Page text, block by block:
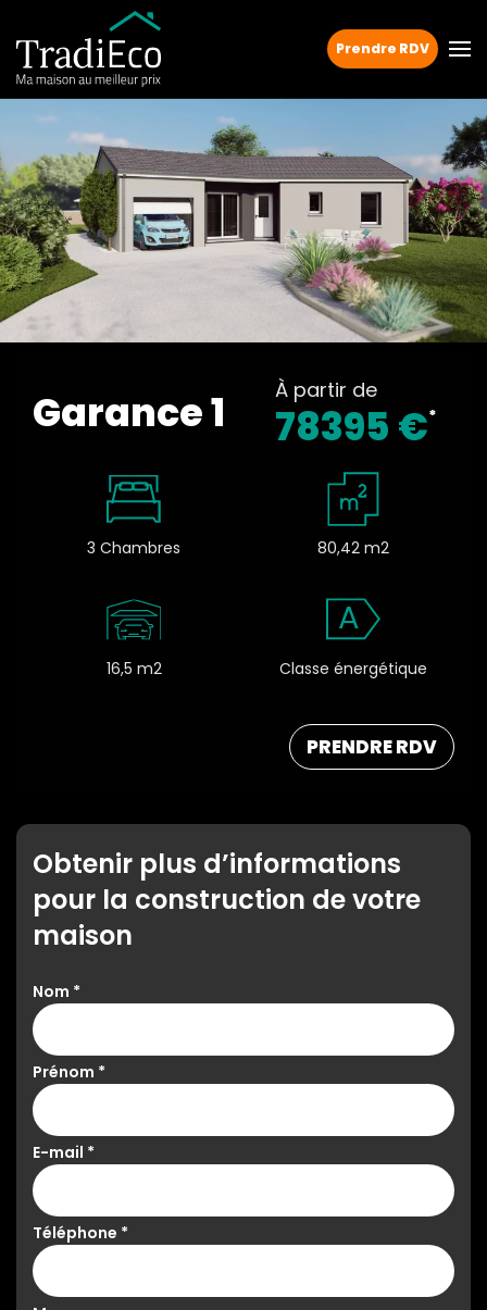
Prendre RDV
Garance 1 À partir de
78395 €*
3 Chambres 80,42 m2
16,5 m2
A
Classe énergétique
PRENDRE RDV
Obtenir plus d’informations
pour la construction de votre
maison
Nom *
Prénom *
E-mail *
Téléphone *